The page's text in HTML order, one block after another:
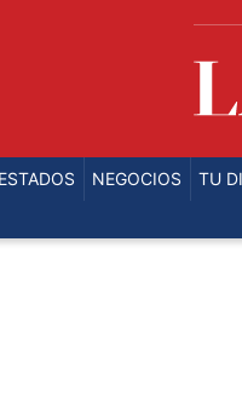
ESTADOS NEGOCIOS TU